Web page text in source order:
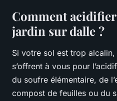
Comment
jardin sur dalle ?
Si votre sol est trop
s’offrent à vous pour
du soufre élémentaire, de
compost de feuilles ou du